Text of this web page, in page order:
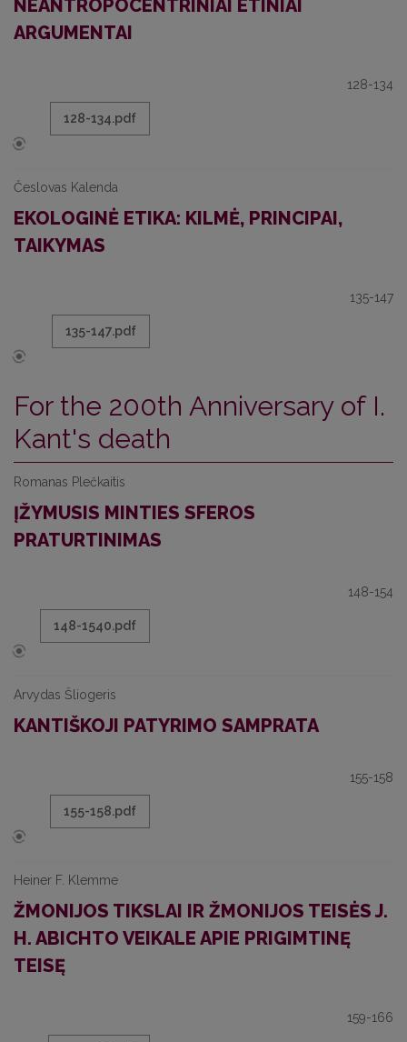
NEANTROPOCENTRINIAI ETINIAI
ARGUMENTAI
128-134
128-134.pdf
Česlovas Kalenda
EKOLOGINĖ ETIKA: KILMĖ, PRINCIPAI,
TAIKYMAS
135-147
135-147.pdf
For the 200th Anniversary of I.
Kant's death
Romanas Plečkaitis
ĮŽYMUSIS MINTIES SFEROS
PRATURTINIMAS
148-154
148-1540.pdf
Arvydas Šliogeris
KANTIŠKOJI PATYRIMO SAMPRATA
155-158
155-158.pdf
Heiner F. Klemme
ŽMONIJOS TIKSLAI IR ŽMONIJOS TEISĖS J.
H. ABICHTO VEIKALE APIE PRIGIMTINĘ
TEISĘ
159-166